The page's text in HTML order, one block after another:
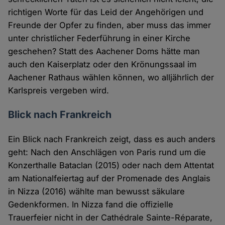
richtigen Worte für das Leid der Angehörigen und
Freunde der Opfer zu finden, aber muss das immer
unter christlicher Federführung in einer Kirche
geschehen? Statt des Aachener Doms hätte man
auch den Kaiserplatz oder den Krönungssaal im
Aachener Rathaus wählen können, wo alljährlich der
Karlspreis vergeben wird.
Blick nach Frankreich
Ein Blick nach Frankreich zeigt, dass es auch anders
geht: Nach den Anschlägen von Paris rund um die
Konzerthalle Bataclan (2015) oder nach dem Attentat
am Nationalfeiertag auf der Promenade des Anglais
in Nizza (2016) wählte man bewusst säkulare
Gedenkformen. In Nizza fand die offizielle
Trauerfeier nicht in der Cathédrale Sainte-Réparate,